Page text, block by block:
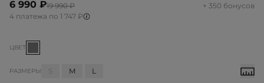
6 990 ₽19 990 ₽
+ 350 бонусов
4 платежа по 1 747 ₽
ЦВЕТ
РАЗМЕРЫ M L